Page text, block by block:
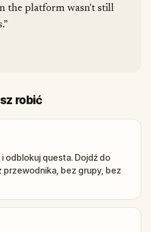
the platform wasn't still
robić
odblokuj questa. Dojdź do
przewodnika, bez grupy, bez